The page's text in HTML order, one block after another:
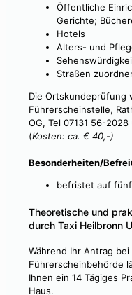
Öffentliche
Gerichte;
Hotels
Alters- und
Straßen
Die Ortskundeprüfung
Führerscheinstelle,
OG, Tel 07131 56-
(Kosten: ca. € 40,-)
Besonderheiten/
befristet auf
Theoretische und
durch Taxi Heilbronn
Während Ihr Antrag
Führerscheinbehörde
Ihnen ein 14 Tägiges
Haus.